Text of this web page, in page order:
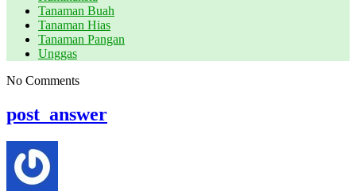
Tanaman Buah
Tanaman Hias
Tanaman Pangan
Unggas
No Comments
post_answer